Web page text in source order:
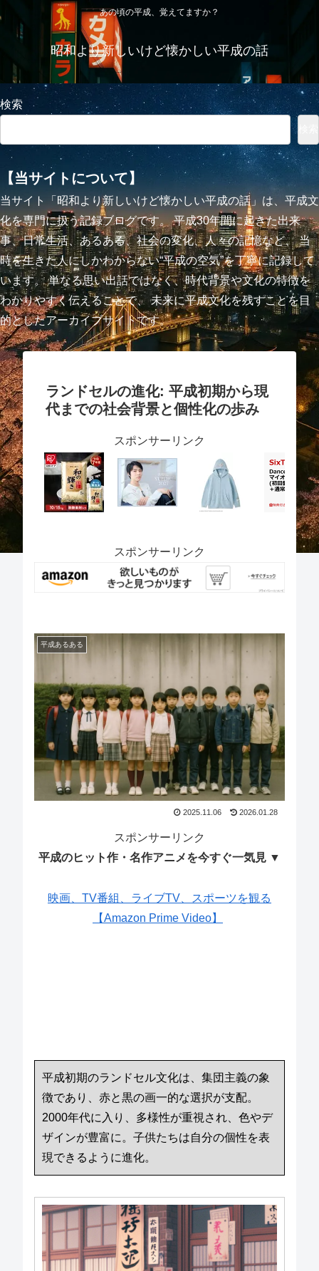
あの頃の平成、覚えてますか？
昭和より新しいけど懐かしい平成の話
検索
【当サイトについて】
当サイト「昭和より新しいけど懐かしい平成の話」は、平成文
化を専門に扱う記録ブログです。 平成30年間に起きた出来
事、日常生活、あるある、社会の変化、人々の記憶など、 当
時を生きた人にしかわからない“平成の空気”を丁寧に記録して
います。 単なる思い出話ではなく、時代背景や文化の特徴を
わかりやすく伝えることで、 未来に平成文化を残すことを目
的としたアーカイブサイトです。
ランドセルの進化: 平成初期から現
代までの社会背景と個性化の歩み
スポンサーリンク
スポンサーリンク
平成あるある
2025.11.06 2026.01.28
スポンサーリンク
平成のヒット作・名作アニメを今すぐ一気見 ▼
映画、TV番組、ライブTV、スポーツを観る
【Amazon Prime Video】
平成初期のランドセル文化は、集団主義の象
徴であり、赤と黒の画一的な選択が支配。
2000年代に入り、多様性が重視され、色やデ
ザインが豊富に。子供たちは自分の個性を表
現できるように進化。